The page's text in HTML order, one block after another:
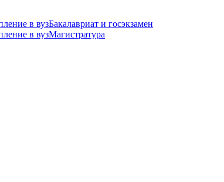
Бакалавриат и госэкзамен
Магистратура